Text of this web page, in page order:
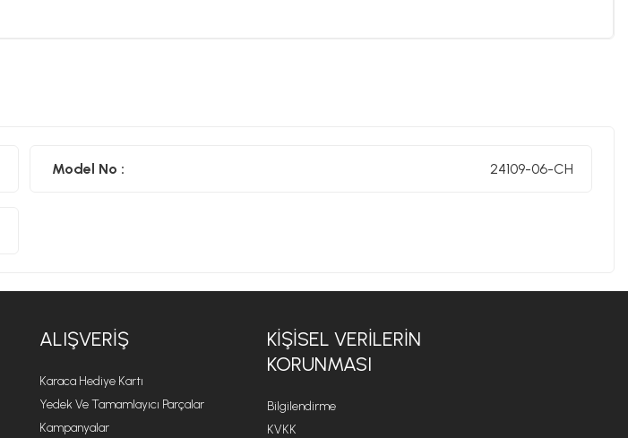
Model No : 24109-06-CH
ALIŞVERIŞ
Karaca Hediye Kartı
Yedek Ve Tamamlayıcı Parçalar
Kampanyalar
KIŞISEL VERILERIN
KORUNMASI
Bilgilendirme
KVKK